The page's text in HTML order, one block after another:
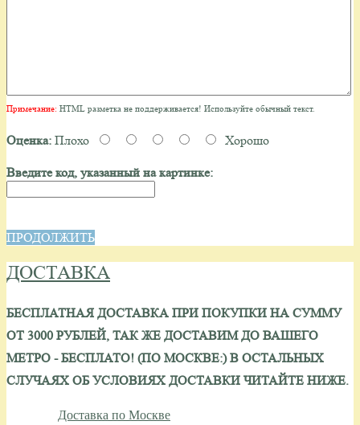
Примечание: HTML разметка не поддерживается! Используйте обычный текст.
Оценка: Плохо Хорошо
Введите код, указанный на картинке:
ПРОДОЛЖИТЬ
ДОСТАВКА
БЕСПЛАТНАЯ ДОСТАВКА ПРИ ПОКУПКИ НА СУММУ
ОТ 3000 РУБЛЕЙ, ТАК ЖЕ ДОСТАВИМ ДО ВАШЕГО
МЕТРО - БЕСПЛАТО! (ПО МОСКВЕ:) В ОСТАЛЬНЫХ
СЛУЧАЯХ ОБ УСЛОВИЯХ ДОСТАВКИ ЧИТАЙТЕ НИЖЕ.
Доставка по Москве